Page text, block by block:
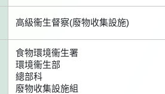
高級衞生督察(廢物收集設施)
食物環境衞生署
環境衞生部
總部科
廢物收集設施組